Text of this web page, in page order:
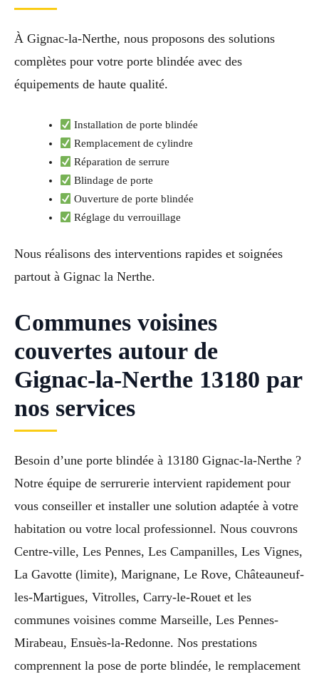
À Gignac-la-Nerthe, nous proposons des solutions
complètes pour votre porte blindée avec des
équipements de haute qualité.
Installation de porte blindée
Remplacement de cylindre
Réparation de serrure
Blindage de porte
Ouverture de porte blindée
Réglage du verrouillage
Nous réalisons des interventions rapides et soignées
partout à Gignac la Nerthe.
Communes voisines
couvertes autour de
Gignac-la-Nerthe 13180 par
nos services
Besoin d’une porte blindée à 13180 Gignac-la-Nerthe ?
Notre équipe de serrurerie intervient rapidement pour
vous conseiller et installer une solution adaptée à votre
habitation ou votre local professionnel. Nous couvrons
Centre-ville, Les Pennes, Les Campanilles, Les Vignes,
La Gavotte (limite), Marignane, Le Rove, Châteauneuf-
les-Martigues, Vitrolles, Carry-le-Rouet et les
communes voisines comme Marseille, Les Pennes-
Mirabeau, Ensuès-la-Redonne. Nos prestations
comprennent la pose de porte blindée, le remplacement